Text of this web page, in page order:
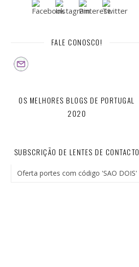
FALE CONOSCO!
OS MELHORES BLOGS DE PORTUGAL
2020
SUBSCRIÇÃO DE LENTES DE CONTACTO
Oferta portes com código 'SAO DOIS'